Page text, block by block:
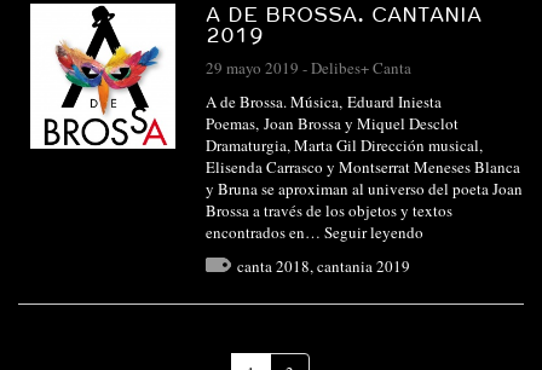
A DE BROSSA. CANTANIA
2019
29 mayo 2019 -Delibes+ Canta
A de Brossa. Música, Eduard Iniesta
Poemas, Joan Brossa y Miquel Desclot
Dramaturgia, Marta Gil Dirección musical,
Elisenda Carrasco y Montserrat Meneses Blanca
y Bruna se aproximan al universo del poeta Joan
Brossa a través de los objetos y textos
encontrados en… Seguir leyendo
canta 2018,cantania 2019